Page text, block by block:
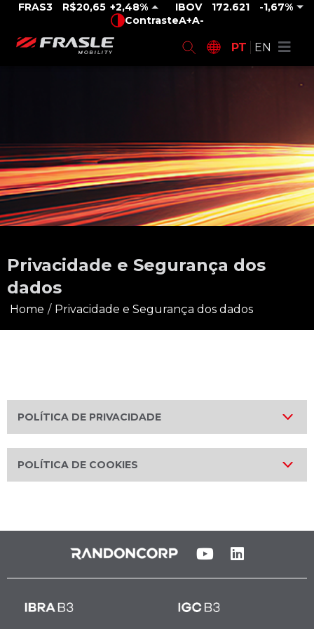
FRAS3 R$20,65 2,48% IBOV 172.621
-1,67%
ContrasteA+A-
PT EN
Privacidade e Segurança dos
dados
Home / Privacidade e Segurança dos dados
POLÍTICA DE PRIVACIDADE
POLÍTICA DE COOKIES